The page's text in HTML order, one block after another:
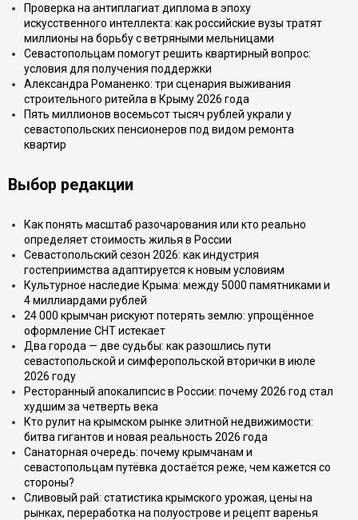
Проверка на антиплагиат диплома в эпоху
искусственного интеллекта: как российские вузы тратят
миллионы на борьбу с ветряными мельницами
Севастопольцам помогут решить квартирный вопрос:
условия для получения поддержки
Александра Романенко: три сценария выживания
строительного ритейла в Крыму 2026 года
Пять миллионов восемьсот тысяч рублей украли у
севастопольских пенсионеров под видом ремонта
квартир
Выбор редакции
Как понять масштаб разочарования или кто реально
определяет стоимость жилья в России
Севастопольский сезон 2026: как индустрия
гостеприимства адаптируется к новым условиям
Культурное наследие Крыма: между 5000 памятниками и
4 миллиардами рублей
24 000 крымчан рискуют потерять землю: упрощённое
оформление СНТ истекает
Два города — две судьбы: как разошлись пути
севастопольской и симферопольской вторички в июле
2026 году
Ресторанный апокалипсис в России: почему 2026 год стал
худшим за четверть века
Кто рулит на крымском рынке элитной недвижимости:
битва гигантов и новая реальность 2026 года
Санаторная очередь: почему крымчанам и
севастопольцам путёвка достаётся реже, чем кажется со
стороны?
Сливовый рай: статистика крымского урожая, цены на
рынках, переработка на полуострове и рецепт варенья